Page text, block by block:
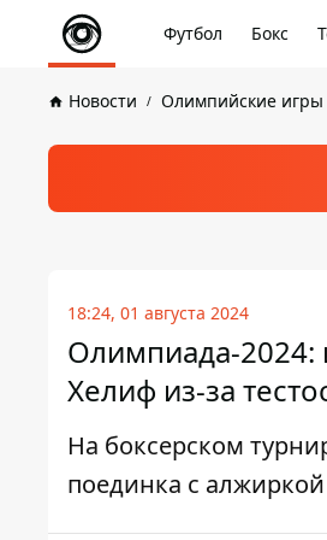
Футбол Бокс
Новости Олимпийские игры
18:24, 01 августа 2024
Олимпиада-2024:
Хелиф из-за
На боксерском
поединка с